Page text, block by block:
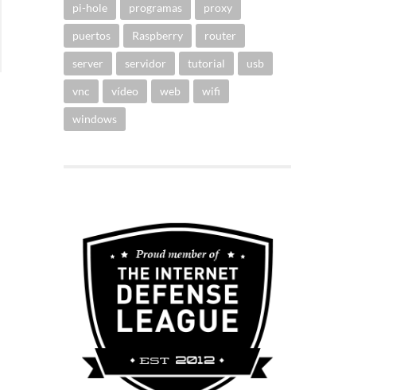
pi-hole programas proxy
puertos Raspberry router
server servidor tutorial usb
vnc vídeo web wifi
windows